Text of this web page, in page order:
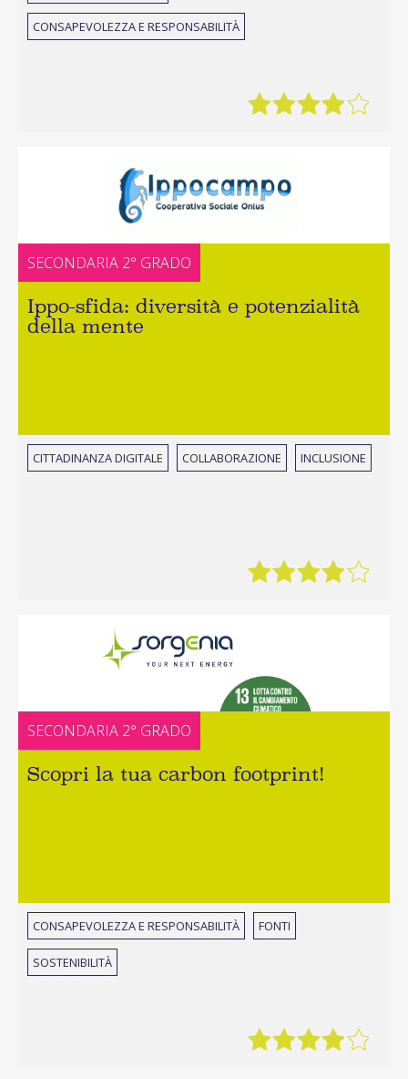
CONSAPEVOLEZZA E RESPONSABILITÀ
SECONDARIA 2° GRADO
Ippo-sfida: diversità e potenzialità
della mente
CITTADINANZA DIGITALE COLLABORAZIONE INCLUSIONE
SECONDARIA 2° GRADO
Scopri la tua carbon footprint!
CONSAPEVOLEZZA E RESPONSABILITÀ FONTI
SOSTENIBILITÀ